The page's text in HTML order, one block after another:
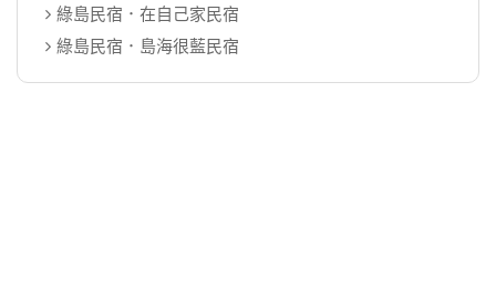
綠島民宿．在自己家民宿
綠島民宿．島海很藍民宿